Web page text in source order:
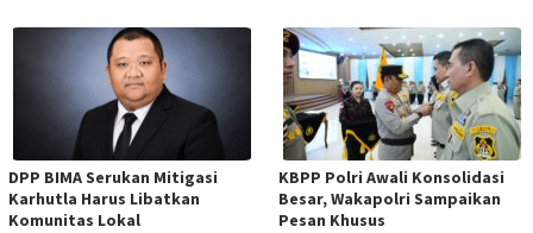
DPP BIMA Serukan Mitigasi
Karhutla Harus Libatkan
Komunitas Lokal
KBPP Polri Awali Konsolidasi
Besar, Wakapolri Sampaikan
Pesan Khusus